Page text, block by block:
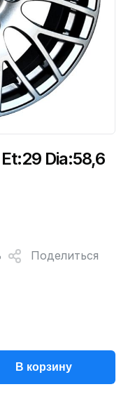
Dia:58,6
Поделиться
В корзину